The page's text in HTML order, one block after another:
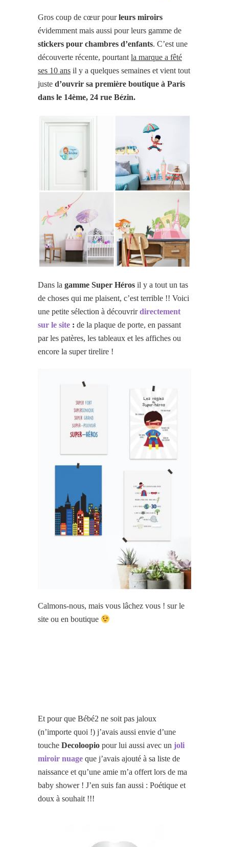
Gros coup de cœur pourleurs miroirs
évidemment mais aussi pour leurs gamme de
stickers pour chambres d’enfants. C’est une
découverte récente, pourtant la marque a fêté
ses 10 ans il y a quelques semaines et vient tout
juste d’ouvrir sa première boutique à Paris
dans le 14ème, 24 rue Bézin.
Dans la gamme Super Héros il y a tout un tas
de choses qui me plaisent, c’est terrible !! Voici
une petite sélection à découvrirdirectement
sur le site : de la plaque de porte, en passant
par les patères, les tableaux et les affiches ou
encore la super tirelire !
Calmons-nous, mais vous lâchez vous ! sur le
site ou en boutique
Et pour que Bébé2 ne soit pas jaloux
(n’importe quoi !) j’avais aussi envie d’une
touche Decoloopio pour lui aussi avec un joli
miroir nuage que j’avais ajouté à sa liste de
naissance et qu’une amie m’a offert lors de ma
baby shower ! J’en suis fan aussi : Poétique et
doux à souhait !!!